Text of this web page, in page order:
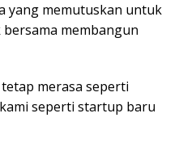
yang memutuskan untuk
membangun
merasa seperti
seperti startup baru